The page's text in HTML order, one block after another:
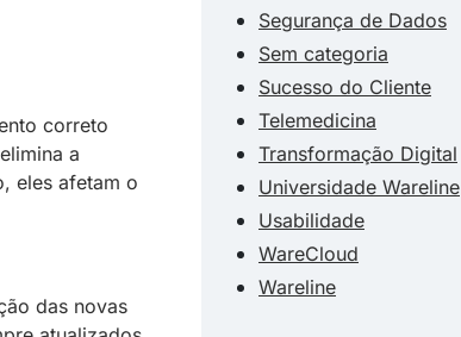
correto
a
eles afetam o
das novas
Segurança de Dados
Sem categoria
Sucesso do Cliente
Telemedicina
Transformação Digital
Universidade Wareline
Usabilidade
WareCloud
Wareline